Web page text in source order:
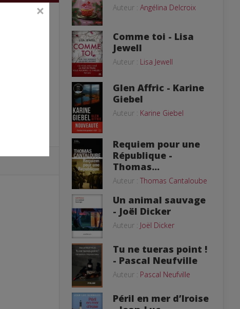
Auteur : Angélina Delcroix
Comme toi - Lisa
Jewell
Auteur : Lisa Jewell
Glen Affric - Karine
Giebel
Auteur : Karine Giebel
Requiem pour une
République -
Thomas...
Auteur : Thomas Cantaloube
Un animal sauvage
- Joël Dicker
Auteur : Joël Dicker
Tu ne tueras point !
- Pascal Neufville
Auteur : Pascal Neufville
Péril en mer d’Iroise